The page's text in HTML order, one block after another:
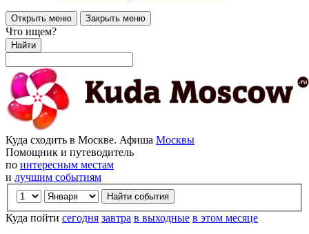
Открыть меню Закрыть меню
Что ищем?
Найти
Куда сходить в Москве. Афиша Москвы
Помощник и путеводитель
по интересным местам
и лучшим событиям
Куда пойти сегодня завтра в выходные в этом месяце